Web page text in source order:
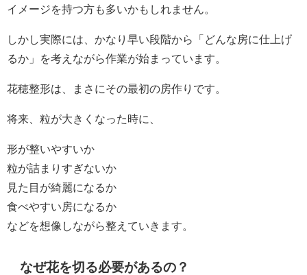
イメージを持つ方も多いかもしれません。
しかし実際には、かなり早い段階から「どんな房に仕上げ
るか」を考えながら作業が始まっています。
花穂整形は、まさにその最初の房作りです。
将来、粒が大きくなった時に、
形が整いやすいか
粒が詰まりすぎないか
見た目が綺麗になるか
食べやすい房になるか
などを想像しながら整えていきます。
なぜ花を切る必要があるの？